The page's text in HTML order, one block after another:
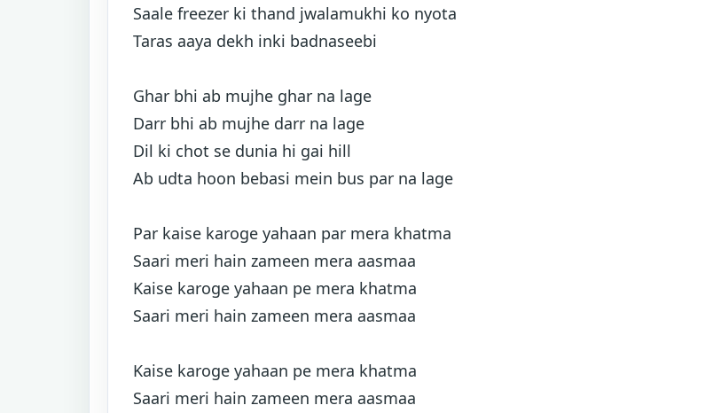
Saale freezer ki thand jwalamukhi ko nyota
Taras aaya dekh inki badnaseebi
Ghar bhi ab mujhe ghar na lage
Darr bhi ab mujhe darr na lage
Dil ki chot se dunia hi gai hill
Ab udta hoon bebasi mein bus par na lage
Par kaise karoge yahaan par mera khatma
Saari meri hain zameen mera aasmaa
Kaise karoge yahaan pe mera khatma
Saari meri hain zameen mera aasmaa
Kaise karoge yahaan pe mera khatma
Saari meri hain zameen mera aasmaa